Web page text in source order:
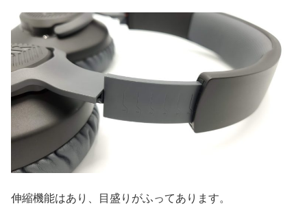
伸縮機能はあり、目盛りがふってあります。